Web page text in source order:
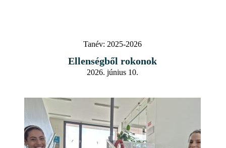
Tanév: 2025-2026
Ellenségből rokonok
2026. június 10.